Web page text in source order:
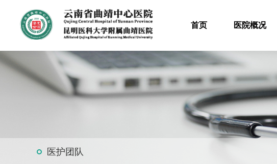
首页 医院概况
医护团队